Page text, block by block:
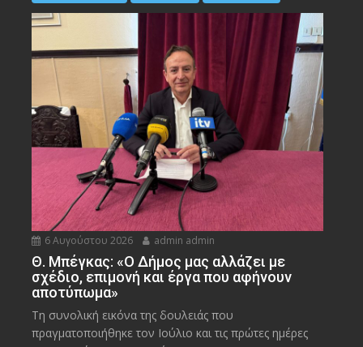
6 Αυγούστου 2026 admin admin
Θ. Μπέγκας: «Ο Δήμος μας αλλάζει με
σχέδιο, επιμονή και έργα που αφήνουν
αποτύπωμα»
Τη συνολική εικόνα της δουλειάς που
πραγματοποιήθηκε τον Ιούλιο και τις πρώτες ημέρες